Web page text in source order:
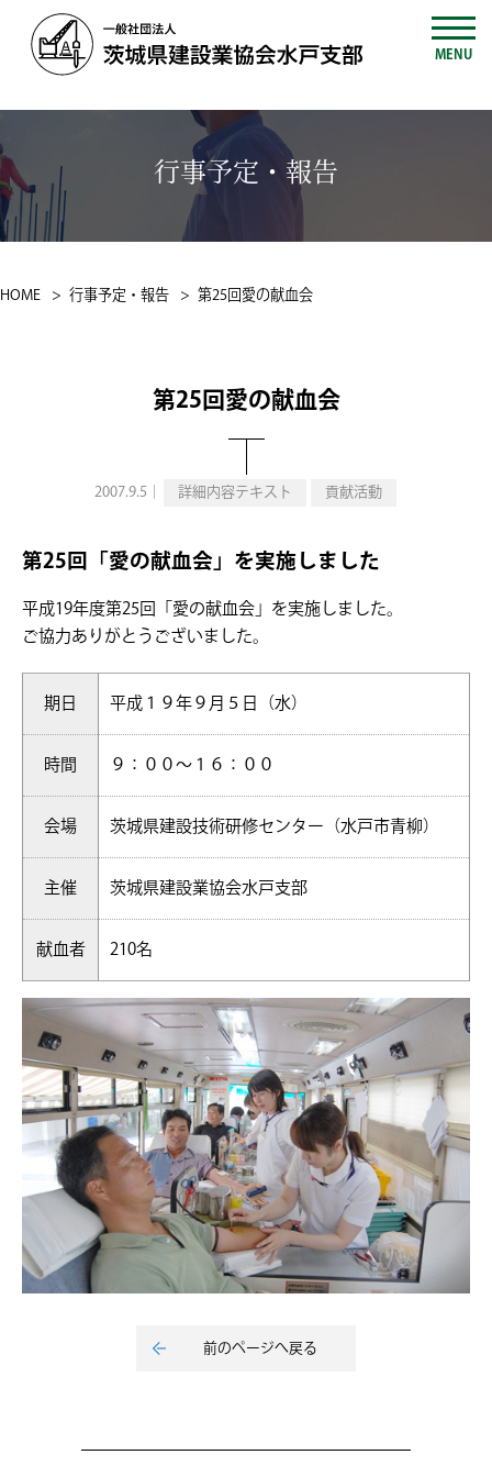
MENU
行事予定・報告
HOME 行事予定・報告 第25回愛の献血会
第25回愛の献血会
2007.9.5｜ 詳細内容テキスト 貢献活動
第25回「愛の献血会」を実施しました
平成19年度第25回「愛の献血会」を実施しました。
ご協力ありがとうございました。
期日 平成１９年９月５日（水）
時間 ９：００～１６：００
会場 茨城県建設技術研修センター（水戸市青柳）
主催 茨城県建設業協会水戸支部
献血者 210名
前のページへ戻る